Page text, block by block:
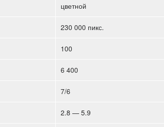
цветной
230 000 пикс.
100
6 400
7/6
2.8 — 5.9